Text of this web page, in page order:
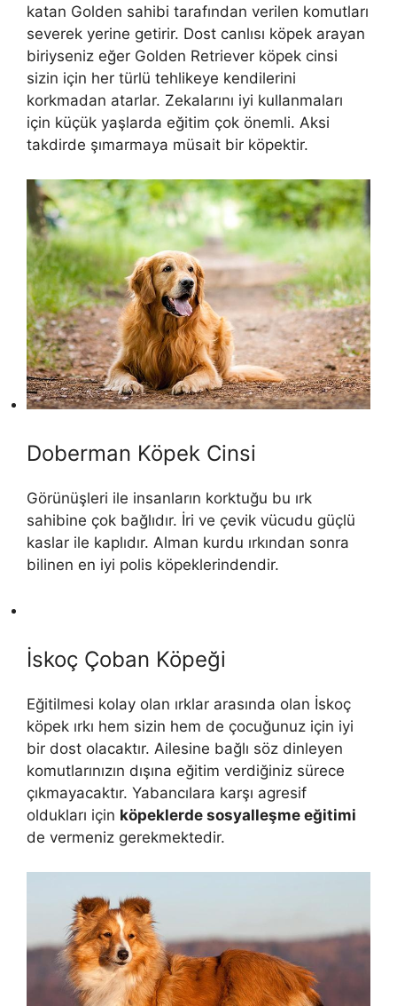
katan Golden sahibi tarafından verilen komutları
severek yerine getirir. Dost canlısı köpek arayan
biriyseniz eğer Golden Retriever köpek cinsi
sizin için her türlü tehlikeye kendilerini
korkmadan atarlar. Zekalarını iyi kullanmaları
için küçük yaşlarda eğitim çok önemli. Aksi
takdirde şımarmaya müsait bir köpektir.
Doberman Köpek Cinsi
Görünüşleri ile insanların korktuğu bu ırk
sahibine çok bağlıdır. İri ve çevik vücudu güçlü
kaslar ile kaplıdır. Alman kurdu ırkından sonra
bilinen en iyi polis köpeklerindendir.
İskoç Çoban Köpeği
Eğitilmesi kolay olan ırklar arasında olan İskoç
köpek ırkı hem sizin hem de çocuğunuz için iyi
bir dost olacaktır. Ailesine bağlı söz dinleyen
komutlarınızın dışına eğitim verdiğiniz sürece
çıkmayacaktır. Yabancılara karşı agresif
oldukları için köpeklerde sosyalleşme eğitimi
de vermeniz gerekmektedir.